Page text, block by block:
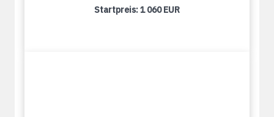
Startpreis:1 060 EUR